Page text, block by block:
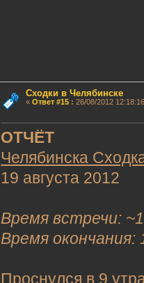
Сходки в Челябинске
« Ответ #15: 26/08/2012
ОТЧЁТ
Челябинска
19 августа 2012
Время встречи:
Время окончания:
Проснулся в 9